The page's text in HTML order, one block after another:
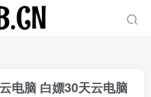
电脑 白嫖30天云电脑